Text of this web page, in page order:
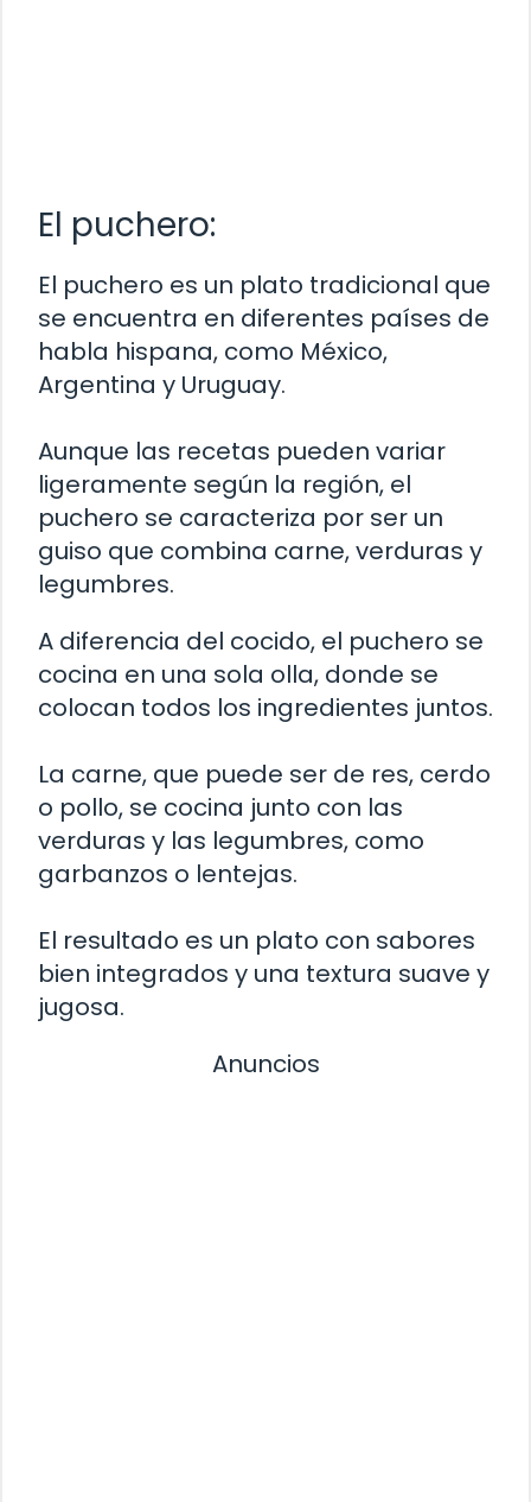
El puchero:
El puchero es un plato tradicional que
se encuentra en diferentes países de
habla hispana, como México,
Argentina y Uruguay.
Aunque las recetas pueden variar
ligeramente según la región, el
puchero se caracteriza por ser un
guiso que combina carne, verduras y
legumbres.
A diferencia del cocido, el puchero se
cocina en una sola olla, donde se
colocan todos los ingredientes juntos.
La carne, que puede ser de res, cerdo
o pollo, se cocina junto con las
verduras y las legumbres, como
garbanzos o lentejas.
El resultado es un plato con sabores
bien integrados y una textura suave y
jugosa.
Anuncios